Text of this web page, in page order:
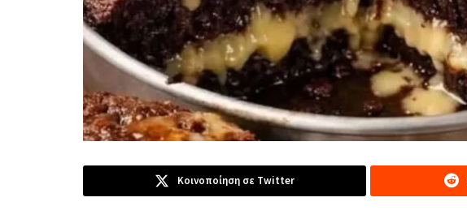
Κοινοποίηση σε Twitter